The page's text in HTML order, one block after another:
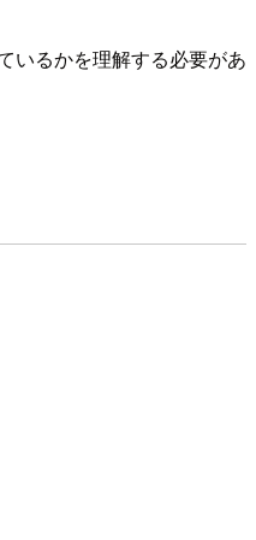
いるかを理解する必要があ